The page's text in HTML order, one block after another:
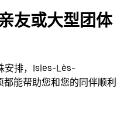
友或大型团体
安排，Isles-Lès-
能帮助您和您的同伴顺利